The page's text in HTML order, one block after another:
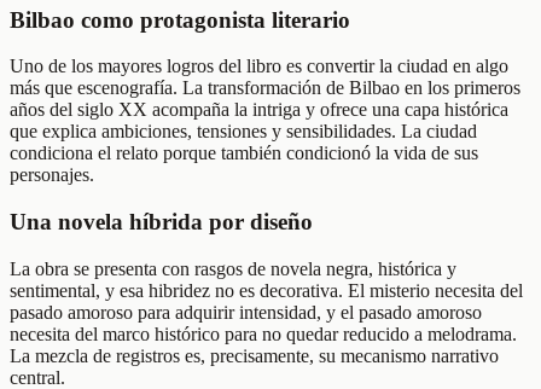
Bilbao como protagonista literario
Uno de los mayores logros del libro es convertir la ciudad en algo
más que escenografía. La transformación de Bilbao en los primeros
años del siglo XX acompaña la intriga y ofrece una capa histórica
que explica ambiciones, tensiones y sensibilidades. La ciudad
condiciona el relato porque también condicionó la vida de sus
personajes.
Una novela híbrida por diseño
La obra se presenta con rasgos de novela negra, histórica y
sentimental, y esa hibridez no es decorativa. El misterio necesita del
pasado amoroso para adquirir intensidad, y el pasado amoroso
necesita del marco histórico para no quedar reducido a melodrama.
La mezcla de registros es, precisamente, su mecanismo narrativo
central.